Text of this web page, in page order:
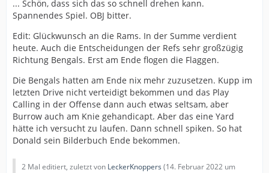
... Schön, dass sich das so schnell drehen kann.
Spannendes Spiel. OBJ bitter.
Edit: Glückwunsch an die Rams. In der Summe verdient
heute. Auch die Entscheidungen der Refs sehr großzügig
Richtung Bengals. Erst am Ende flogen die Flaggen.
Die Bengals hatten am Ende nix mehr zuzusetzen. Kupp im
letzten Drive nicht verteidigt bekommen und das Play
Calling in der Offense dann auch etwas seltsam, aber
Burrow auch am Knie gehandicapt. Aber das eine Yard
hätte ich versucht zu laufen. Dann schnell spiken. So hat
Donald sein Bilderbuch Ende bekommen.
2 Mal editiert, zuletzt von LeckerKnoppers (14. Februar 2022 um